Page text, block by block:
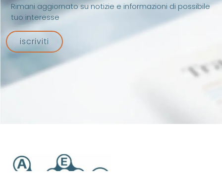
Rimani aggiornato su notizie e informazioni di possibile
tuo interesse
iscriviti